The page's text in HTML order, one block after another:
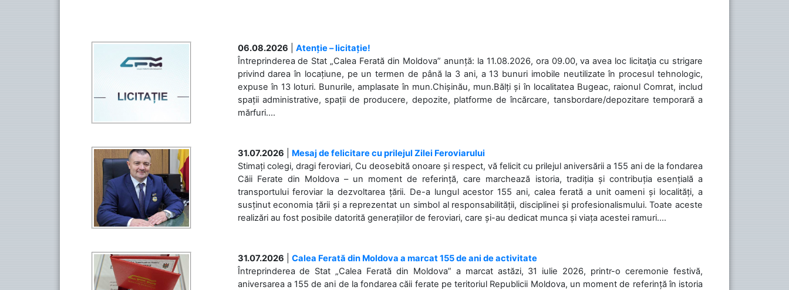
06.08.2026
Atenție – licitație!
Întreprinderea de Stat „Calea Ferată din Moldova” anunță: la 11.08.2026, ora 09.00, va avea loc licitaţia cu strigare
privind darea în locațiune, pe un termen de până la 3 ani, a 13 bunuri imobile neutilizate în procesul tehnologic,
expuse în 13 loturi. Bunurile, amplasate în mun.Chișinău, mun.Bălți și în localitatea Bugeac, raionul Comrat, includ
spații administrative, spații de producere, depozite, platforme de încărcare, tansbordare/depozitare temporară a
mărfuri....
31.07.2026
Mesaj de felicitare cu prilejul Zilei Feroviarului
Stimați colegi, dragi feroviari, Cu deosebită onoare și respect, vă felicit cu prilejul aniversării a 155 ani de la fondarea
Căii Ferate din Moldova – un moment de referință, care marchează istoria, tradiția și contribuția esențială a
transportului feroviar la dezvoltarea țării. De-a lungul acestor 155 ani, calea ferată a unit oameni și localități, a
susținut economia țării și a reprezentat un simbol al responsabilității, disciplinei și profesionalismului. Toate aceste
realizări au fost posibile datorită generațiilor de feroviari, care și-au dedicat munca și viața acestei ramuri....
31.07.2026
Calea Ferată din Moldova a marcat 155 de ani de activitate
Întreprinderea de Stat „Calea Ferată din Moldova” a marcat astăzi, 31 iulie 2026, printr-o ceremonie festivă,
aniversarea a 155 de ani de la fondarea căii ferate pe teritoriul Republicii Moldova, un moment de referință în istoria